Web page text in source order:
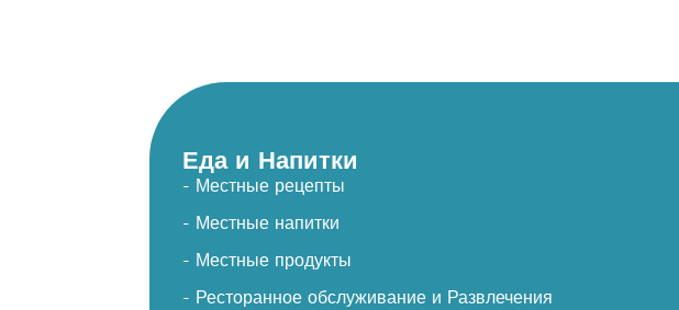
Еда и Напитки
- Местные рецепты
- Местные напитки
- Местные продукты
- Ресторанное обслуживание и Развлечения